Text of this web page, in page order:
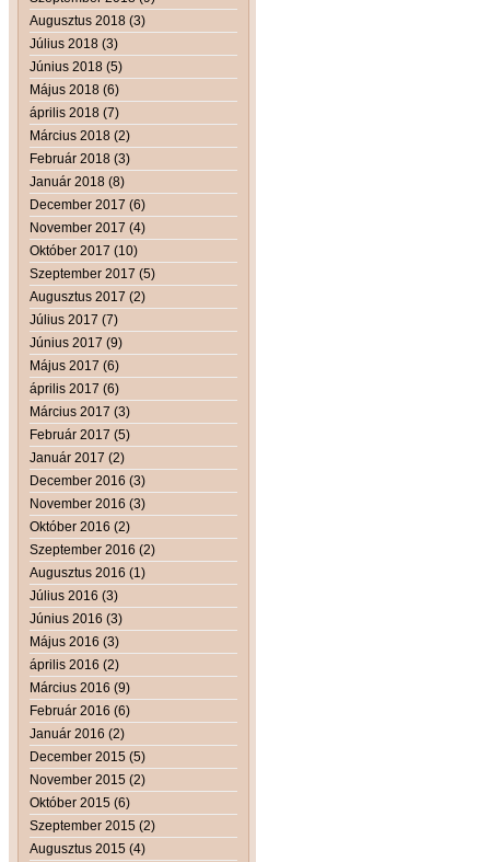
Augusztus 2018 (3)
Július 2018 (3)
Június 2018 (5)
Május 2018 (6)
április 2018 (7)
Március 2018 (2)
Február 2018 (3)
Január 2018 (8)
December 2017 (6)
November 2017 (4)
Október 2017 (10)
Szeptember 2017 (5)
Augusztus 2017 (2)
Július 2017 (7)
Június 2017 (9)
Május 2017 (6)
április 2017 (6)
Március 2017 (3)
Február 2017 (5)
Január 2017 (2)
December 2016 (3)
November 2016 (3)
Október 2016 (2)
Szeptember 2016 (2)
Augusztus 2016 (1)
Július 2016 (3)
Június 2016 (3)
Május 2016 (3)
április 2016 (2)
Március 2016 (9)
Február 2016 (6)
Január 2016 (2)
December 2015 (5)
November 2015 (2)
Október 2015 (6)
Szeptember 2015 (2)
Augusztus 2015 (4)